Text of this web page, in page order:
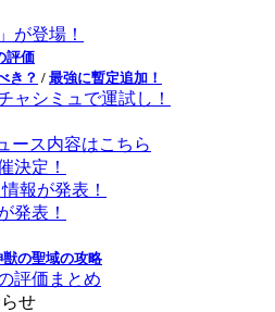
が登場！
評価
き？ / 最強に暫定追加！
ャシミュで運試し！
ース内容はこちら
決定！
報が発表！
発表！
獣の聖域の攻略
評価まとめ
せ